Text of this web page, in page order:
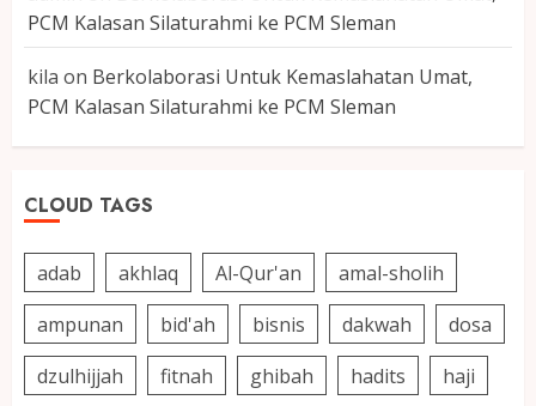
PCM Kalasan Silaturahmi ke PCM Sleman
kila on Berkolaborasi Untuk Kemaslahatan Umat,
PCM Kalasan Silaturahmi ke PCM Sleman
CLOUD TAGS
adab akhlaq Al-Qur'an
amal-sholih
ampunan
bid'ah bisnis dakwah
dosa
dzulhijjah
fitnah ghibah hadits
haji